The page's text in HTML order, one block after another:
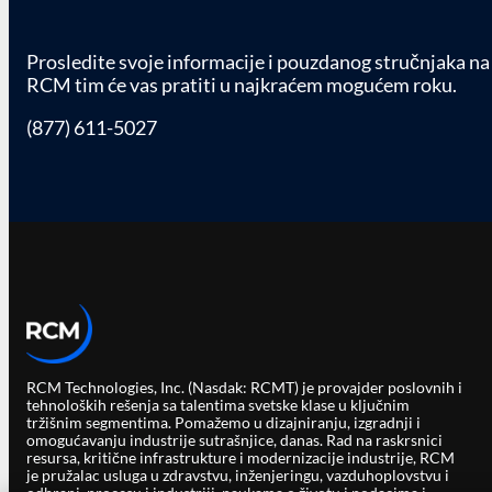
Prosledite svoje informacije i pouzdanog stručnjaka na
RCM tim će vas pratiti u najkraćem mogućem roku.
(877) 611-5027
RCM Technologies, Inc. (Nasdak: RCMT) je provajder poslovnih i
tehnoloških rešenja sa talentima svetske klase u ključnim
tržišnim segmentima. Pomažemo u dizajniranju, izgradnji i
omogućavanju industrije sutrašnjice, danas. Rad na raskrsnici
resursa, kritične infrastrukture i modernizacije industrije, RCM
je pružalac usluga u zdravstvu, inženjeringu, vazduhoplovstvu i